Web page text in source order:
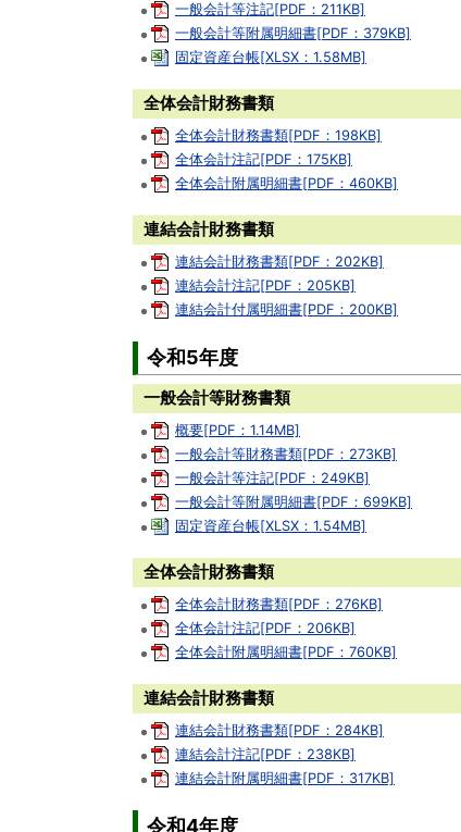
一般会計等注記[PDF：211KB]
一般会計等附属明細書[PDF：379KB]
固定資産台帳[XLSX：1.58MB]
全体会計財務書類
全体会計財務書類[PDF：198KB]
全体会計注記[PDF：175KB]
全体会計附属明細書[PDF：460KB]
連結会計財務書類
連結会計財務書類[PDF：202KB]
連結会計注記[PDF：205KB]
連結会計付属明細書[PDF：200KB]
令和5年度
一般会計等財務書類
概要[PDF：1.14MB]
一般会計等財務書類[PDF：273KB]
一般会計等注記[PDF：249KB]
一般会計等附属明細書[PDF：699KB]
固定資産台帳[XLSX：1.54MB]
全体会計財務書類
全体会計財務書類[PDF：276KB]
全体会計注記[PDF：206KB]
全体会計附属明細書[PDF：760KB]
連結会計財務書類
連結会計財務書類[PDF：284KB]
連結会計注記[PDF：238KB]
連結会計附属明細書[PDF：317KB]
令和4年度